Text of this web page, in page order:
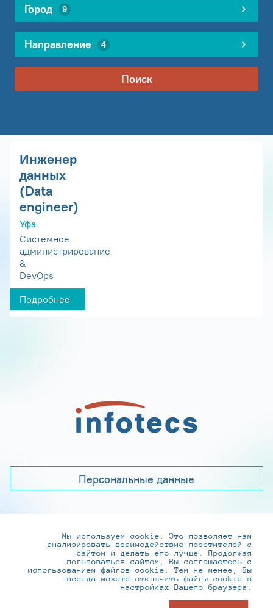
Город 9
Направление 4
Поиск
Инженер
данных
(Data
engineer)
Уфа
Системное
администрирование
&
DevOps
Подробнее
Персональные данные
+7 (495) 737-6192, 8-800-250-0-260
practice@infotecs.ru,hr@infotecs.ru
127273, г. Москва, Отрадная ул., 2Б строение 1
Мы используем cookie. Это позволяет нам
анализировать взаимодействие посетителей с
сайтом и делать его лучше. Продолжая
пользоваться сайтом, Вы соглашаетесь с
использованием файлов cookie. Тем не менее, Вы
всегда можете отключить файлы cookie в
настройках Вашего браузера.